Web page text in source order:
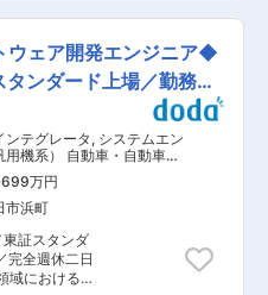
管理 （2）産
、人事、 共
／.Net／
昇格が可能
期チャレンジ
なく、技術
も選択で
成ができま
じて、現在の
ンについて直
験を活かし
推進 ・シス
ステークホル
推進 ・運用業
サービス監
規運用業務
/決済領域の
用のノウハウ
概要 ・他
おける重要サ
システム。新
開発および運
ッションとし
ウェア開発エンジニア◆
ンダード上場／勤務地
ンテグレータ , システムエン
用機系） 自動車・自動車部
品
699万円
市浜町
証スタンダ
完全週休二日